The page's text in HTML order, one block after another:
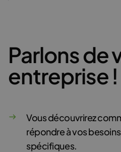
Parlons de
entreprise !
Vous découvrirez
répondre à vos
spécifiques.